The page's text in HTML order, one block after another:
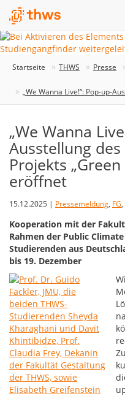
Startseite THWS Presse
„We Wanna Live!“: Pop-up-
„We Wanna
Ausstellung
Projekts
eröffnet
15.12.2025 | Pressemeldung, FG,
Kooperation mit der
Rahmen der Public
Studierenden aus
bis 19. Dezember